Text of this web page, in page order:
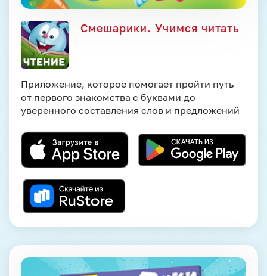
Смешарики. Учимся читать
Приложение, которое помогает пройти путь
от первого знакомства с буквами до
уверенного составления слов и предложений